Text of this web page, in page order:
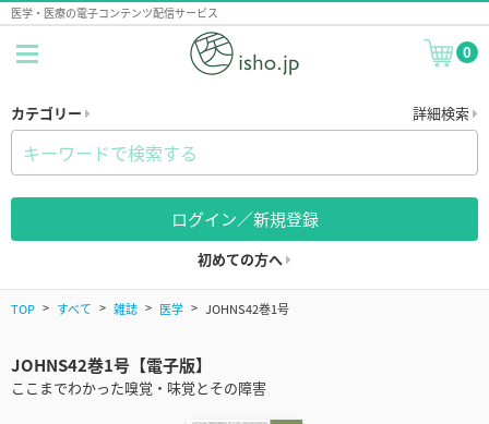
医学・医療の電子コンテンツ配信サービス
0
カテゴリー 詳細検索
ログイン／新規登録
初めての方へ
TOP すべて 雑誌 医学 JOHNS42巻1号
JOHNS42巻1号【電子版】
ここまでわかった嗅覚・味覚とその障害